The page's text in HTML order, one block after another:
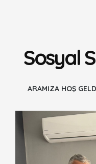
Sosyal
ARAMIZA HOŞ